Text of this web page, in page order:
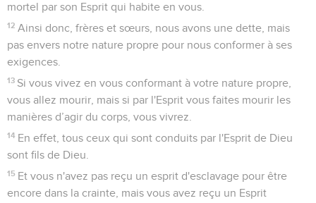
mortel par son Esprit qui habite en vous.
12 Ainsi donc, frères et sœurs, nous avons une dette, mais
pas envers notre nature propre pour nous conformer à ses
exigences.
13 Si vous vivez en vous conformant à votre nature propre,
vous allez mourir, mais si par l'Esprit vous faites mourir les
manières d’agir du corps, vous vivrez.
14 En effet, tous ceux qui sont conduits par l'Esprit de Dieu
sont fils de Dieu.
15 Et vous n'avez pas reçu un esprit d'esclavage pour être
encore dans la crainte, mais vous avez reçu un Esprit